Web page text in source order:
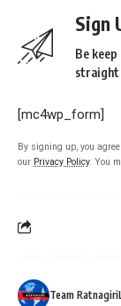
Sign
Be
straight
[mc4wp_form]
By signing up, you
our Privacy Policy. You
Team